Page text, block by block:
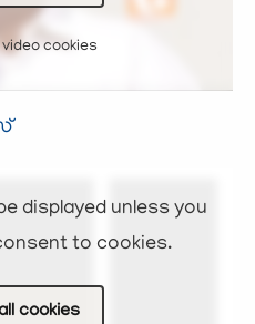
cookies
displayed unless you
to cookies.
cookies